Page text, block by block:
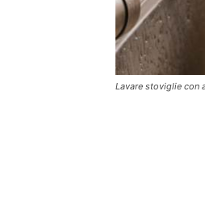
Lavare stoviglie con